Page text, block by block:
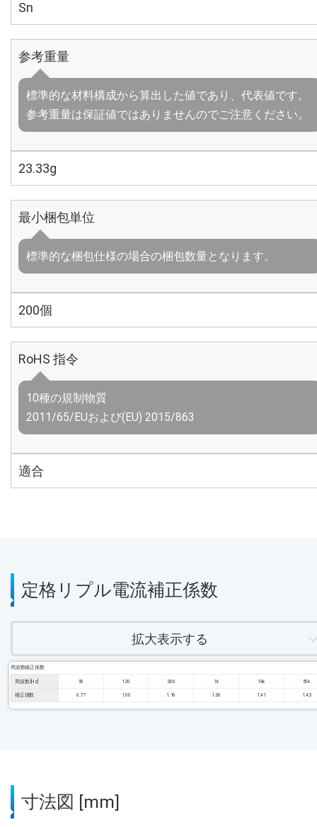
Sn
参考重量
標準的な材料構成から算出した値であり、代表値です。
参考重量は保証値ではありませんのでご注意ください。
23.33g
最小梱包単位
標準的な梱包仕様の場合の梱包数量となります。
200個
RoHS 指令
10種の規制物質
2011/65/EUおよび(EU) 2015/863
適合
定格リプル電流補正係数
拡大表示する
周波数補正係数
周波数 [Hz] 50 120 300 1k 10k 50k
補正係数 0.77 1.00 1.16 1.30 1.41 1.43
寸法図 [mm]